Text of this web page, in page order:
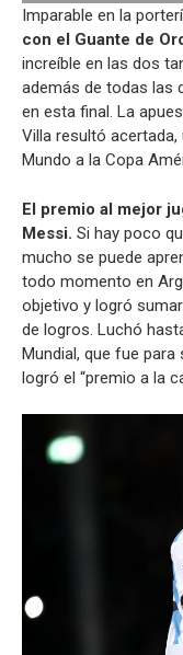
Imparable en la
con el Guante de
increíble en las dos
además de todas las
en esta final. La
Villa resultó
Mundo a la Copa
El premio al mejor
Messi. Si hay poco
mucho se puede
todo momento en
objetivo y logró
de logros. Luchó
Mundial, que fue para
logró el “premio a la